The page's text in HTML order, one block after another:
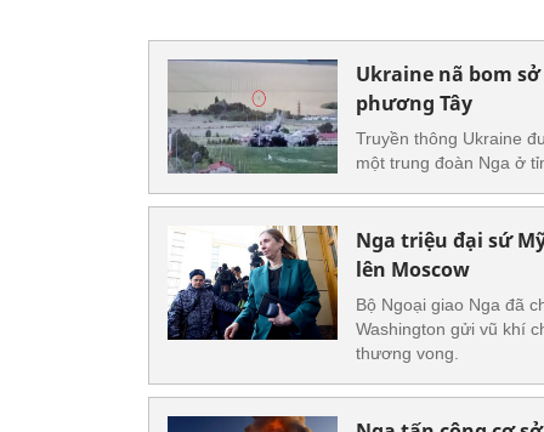
Ukraine nã bom
phương Tây
Truyền thông Ukraine
một trung đoàn Nga ở
Nga triệu đại sứ
lên Moscow
Bộ Ngoại giao Nga đã
Washington gửi vũ khí
thương vong.